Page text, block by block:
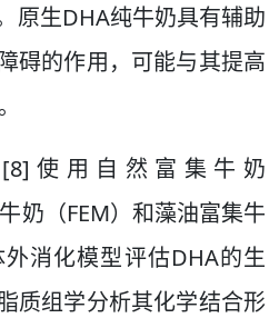
原生DHA纯牛奶具有辅助
碍的作用，可能与其提高
[8]使用自然富集牛奶
奶（FEM）和藻油富集牛
消化模型评估DHA的生
质组学分析其化学结合形